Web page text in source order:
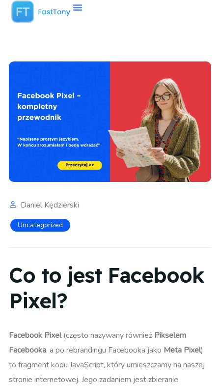
Daniel Kędzierski
Uncategorized
Co to jest Facebook
Pixel?
Facebook Pixel(często nazywany również Pikselem
Facebooka, a po rebrandingu Facebooka jako Meta Pixel)
to fragment kodu JavaScript, który umieszczamy na naszej
stronie internetowej. Jego zadaniem jest zbieranie